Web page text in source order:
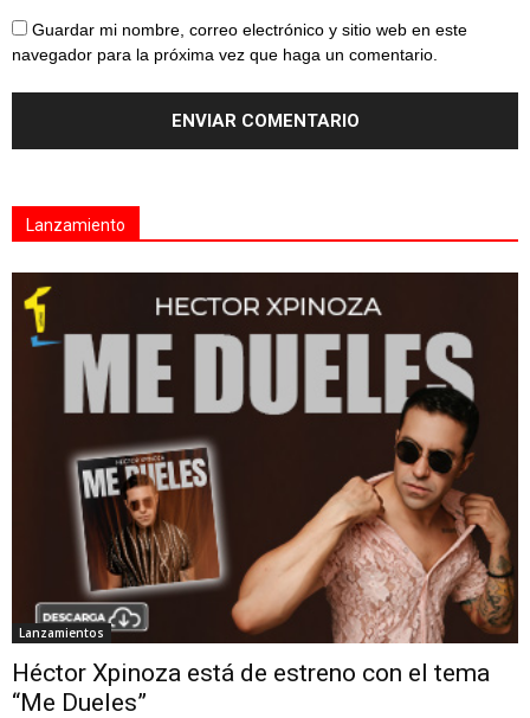
Guardar mi nombre, correo electrónico y sitio web en este
navegador para la próxima vez que haga un comentario.
Lanzamiento
Lanzamientos
Héctor Xpinoza está de estreno con el tema
“Me Dueles”